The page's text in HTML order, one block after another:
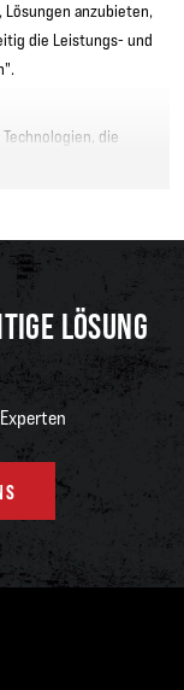
anzubieten,
die Leistungs- und
die
für ihre erste
betrieben,
wird.
von
bei der
ein, die bisher
Im Hafen von Los
mit
Dieses Projekt ist
Brennstoffzellen
europäischen
LÖSUNG